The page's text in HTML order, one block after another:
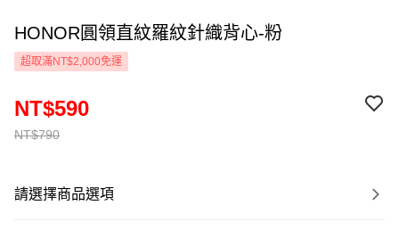
HONOR圓領直紋羅紋針織背心-粉
超取滿NT$2,000免運
NT$790
NT$590
請選擇商品選項